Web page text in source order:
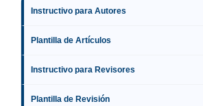
Instructivo para Autores
Plantilla de Artículos
Instructivo para Revisores
Plantilla de Revisión